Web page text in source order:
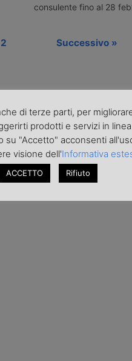
consulente fino al 28
2 Successivo »
di terze parti, per
prodotti e servizi in
su "Accetto" acconsenti
visione dell'Informativa
ACCETTO Rifiuto